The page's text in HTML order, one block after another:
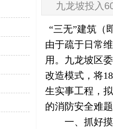
九龙坡投入
“三无”建筑（
由于疏于日常
用。九龙坡区
改造模式，将
生实事工程，
的消防安全难
一、抓好摸